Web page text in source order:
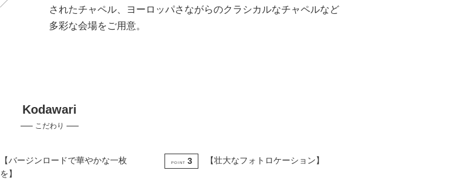
されたチャペル、ヨーロッパさながらのクラシカルなチャペルなど
多彩な会場をご用意。
Kodawari
こだわり
【バージンロードで華やかな一枚
を】
POINT 3 【壮大なフォトロケーション】